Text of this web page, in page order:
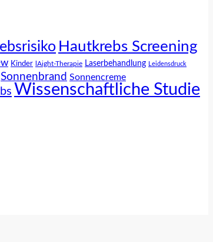
Hautkrebs Screening
Kinder lAight-Therapie Laserbehandlung Leidensdruck
Sonnenbrand Sonnencreme
Wissenschaftliche Studie